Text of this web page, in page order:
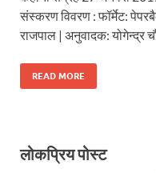
संस्करण विवरण : फॉर्मेट:
राजपाल | अनुवादक: योगेन्द्र
READ MORE
लोकप्रिय पोस्ट